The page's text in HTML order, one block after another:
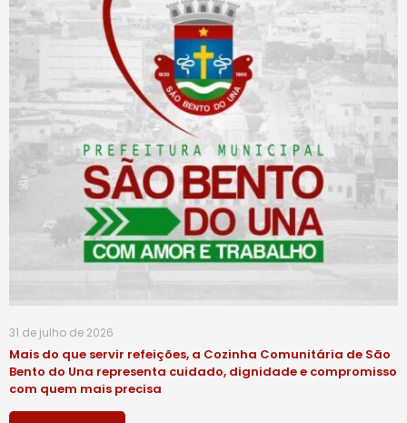
31 de julho de 2026
Mais do que servir refeições, a Cozinha Comunitária de São
Bento do Una representa cuidado, dignidade e compromisso
com quem mais precisa